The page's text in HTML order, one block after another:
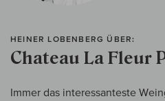
HEINER LOBENBERG ÜBER:
Chateau La Fleur
Immer das interessanteste